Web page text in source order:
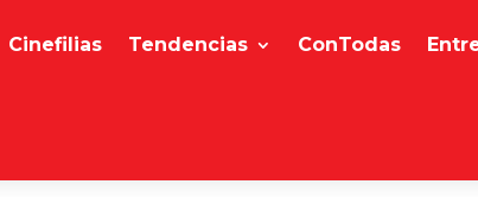
Cinefilias Tendencias ConTodas